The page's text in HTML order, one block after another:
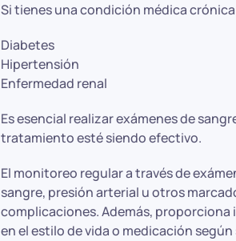
Si tienes una condición médica
Diabetes
Hipertensión
Enfermedad renal
Es esencial realizar exámenes de
tratamiento esté siendo efectivo.
El monitoreo regular a través de
sangre, presión arterial u otros
complicaciones. Además,
en el estilo de vida o medicación según